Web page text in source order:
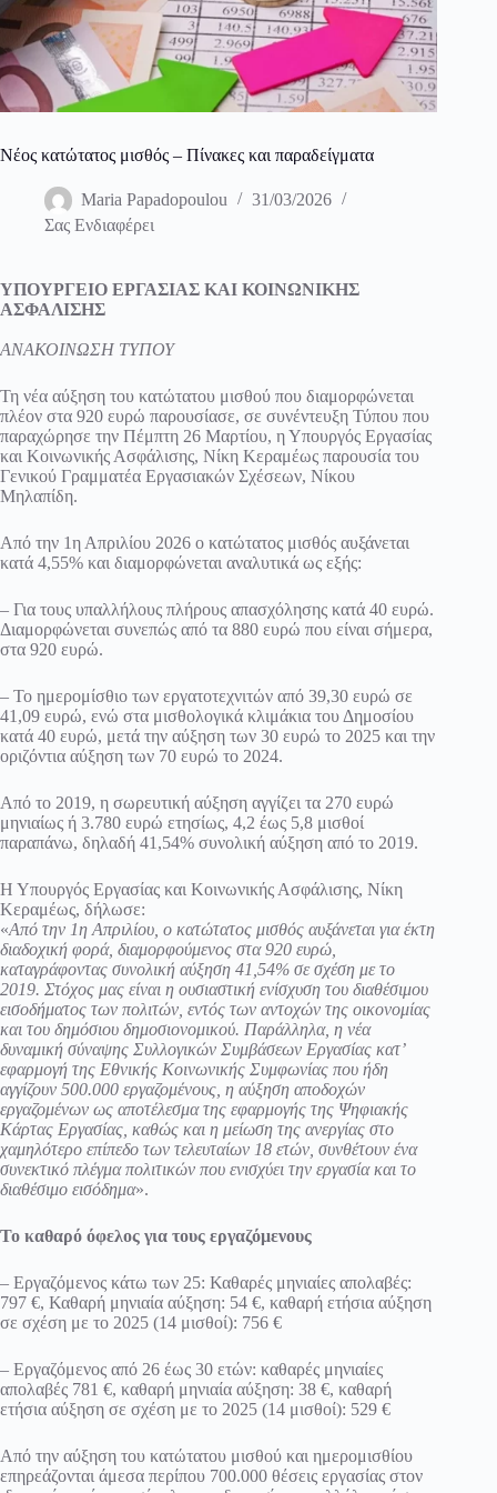
Νέος κατώτατος μισθός – Πίνακες και παραδείγματα
Maria Papadopoulou
31/03/2026
Σας Ενδιαφέρει
ΥΠΟΥΡΓΕΙΟ ΕΡΓΑΣΙΑΣ ΚΑΙ ΚΟΙΝΩΝΙΚΗΣ
ΑΣΦΑΛΙΣΗΣ
ΑΝΑΚΟΙΝΩΣΗ ΤΥΠΟΥ
Τη νέα αύξηση του κατώτατου μισθού που διαμορφώνεται
πλέον στα 920 ευρώ παρουσίασε, σε συνέντευξη Τύπου που
παραχώρησε την Πέμπτη 26 Μαρτίου, η Υπουργός Εργασίας
και Κοινωνικής Ασφάλισης, Νίκη Κεραμέως παρουσία του
Γενικού Γραμματέα Εργασιακών Σχέσεων, Νίκου
Μηλαπίδη.
Από την 1η Απριλίου 2026 ο κατώτατος μισθός αυξάνεται
κατά 4,55% και διαμορφώνεται αναλυτικά ως εξής:
– Για τους υπαλλήλους πλήρους απασχόλησης κατά 40 ευρώ.
Διαμορφώνεται συνεπώς από τα 880 ευρώ που είναι σήμερα,
στα 920 ευρώ.
– Το ημερομίσθιο των εργατοτεχνιτών από 39,30 ευρώ σε
41,09 ευρώ, ενώ στα μισθολογικά κλιμάκια του Δημοσίου
κατά 40 ευρώ, μετά την αύξηση των 30 ευρώ το 2025 και την
οριζόντια αύξηση των 70 ευρώ το 2024.
Από το 2019, η σωρευτική αύξηση αγγίζει τα 270 ευρώ
μηνιαίως ή 3.780 ευρώ ετησίως, 4,2 έως 5,8 μισθοί
παραπάνω, δηλαδή 41,54% συνολική αύξηση από το 2019.
Η Υπουργός Εργασίας και Κοινωνικής Ασφάλισης, Νίκη
Κεραμέως, δήλωσε:
«Από την 1η Απριλίου, ο κατώτατος μισθός αυξάνεται για έκτη
διαδοχική φορά, διαμορφούμενος στα 920 ευρώ,
καταγράφοντας συνολική αύξηση 41,54% σε σχέση με το
2019. Στόχος μας είναι η ουσιαστική ενίσχυση του διαθέσιμου
εισοδήματος των πολιτών, εντός των αντοχών της οικονομίας
και του δημόσιου δημοσιονομικού. Παράλληλα, η νέα
δυναμική σύναψης Συλλογικών Συμβάσεων Εργασίας κατ’
εφαρμογή της Εθνικής Κοινωνικής Συμφωνίας που ήδη
αγγίζουν 500.000 εργαζομένους, η αύξηση αποδοχών
εργαζομένων ως αποτέλεσμα της εφαρμογής της Ψηφιακής
Κάρτας Εργασίας, καθώς και η μείωση της ανεργίας στο
χαμηλότερο επίπεδο των τελευταίων 18 ετών, συνθέτουν ένα
συνεκτικό πλέγμα πολιτικών που ενισχύει την εργασία και το
διαθέσιμο εισόδημα».
Το καθαρό όφελος για τους εργαζόμενους
– Εργαζόμενος κάτω των 25: Καθαρές μηνιαίες απολαβές:
797 €, Καθαρή μηνιαία αύξηση: 54 €, καθαρή ετήσια αύξηση
σε σχέση με το 2025 (14 μισθοί): 756 €
– Εργαζόμενος από 26 έως 30 ετών: καθαρές μηνιαίες
απολαβές 781 €, καθαρή μηνιαία αύξηση: 38 €, καθαρή
ετήσια αύξηση σε σχέση με το 2025 (14 μισθοί): 529 €
Από την αύξηση του κατώτατου μισθού και ημερομισθίου
επηρεάζονται άμεσα περίπου 700.000 θέσεις εργασίας στον